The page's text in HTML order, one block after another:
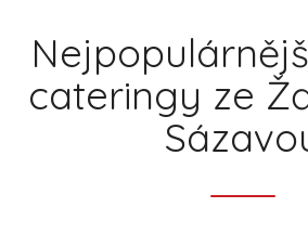
cateringy ze